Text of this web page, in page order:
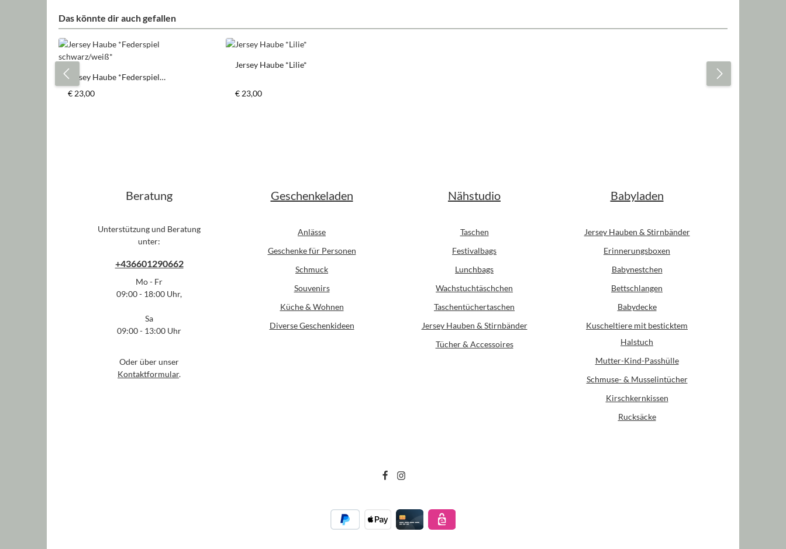
Das könnte dir auch gefallen
Produktgalerie überspringen
Jersey Haube *Federspiel
schwarz/weiß*
Regulärer Preis:
€ 23,00
Jersey Haube *Lilie*
Regulärer Preis:
€ 23,00
Beratung
Unterstützung und Beratung
unter:
+436601290662
Mo - Fr
09:00 - 18:00 Uhr,
Sa
09:00 - 13:00 Uhr
Oder über unser
Kontaktformular.
Geschenkeladen
Anlässe
Geschenke für Personen
Schmuck
Souvenirs
Küche & Wohnen
Diverse Geschenkideen
Nähstudio
Taschen
Festivalbags
Lunchbags
Wachstuchtäschchen
Taschentüchertaschen
Jersey Hauben & Stirnbänder
Tücher & Accessoires
Babyladen
Jersey Hauben & Stirnbänder
Erinnerungsboxen
Babynestchen
Bettschlangen
Babydecke
Kuscheltiere mit besticktem
Halstuch
Mutter-Kind-Passhülle
Schmuse- & Musselintücher
Kirschkernkissen
Rucksäcke